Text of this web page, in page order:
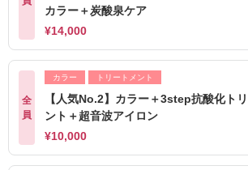
カラー＋炭酸泉ケア
¥14,000
全
員
カラー トリートメント
【人気No.2】カラー＋3step抗酸化ト
ント＋超音波アイロン
¥10,000